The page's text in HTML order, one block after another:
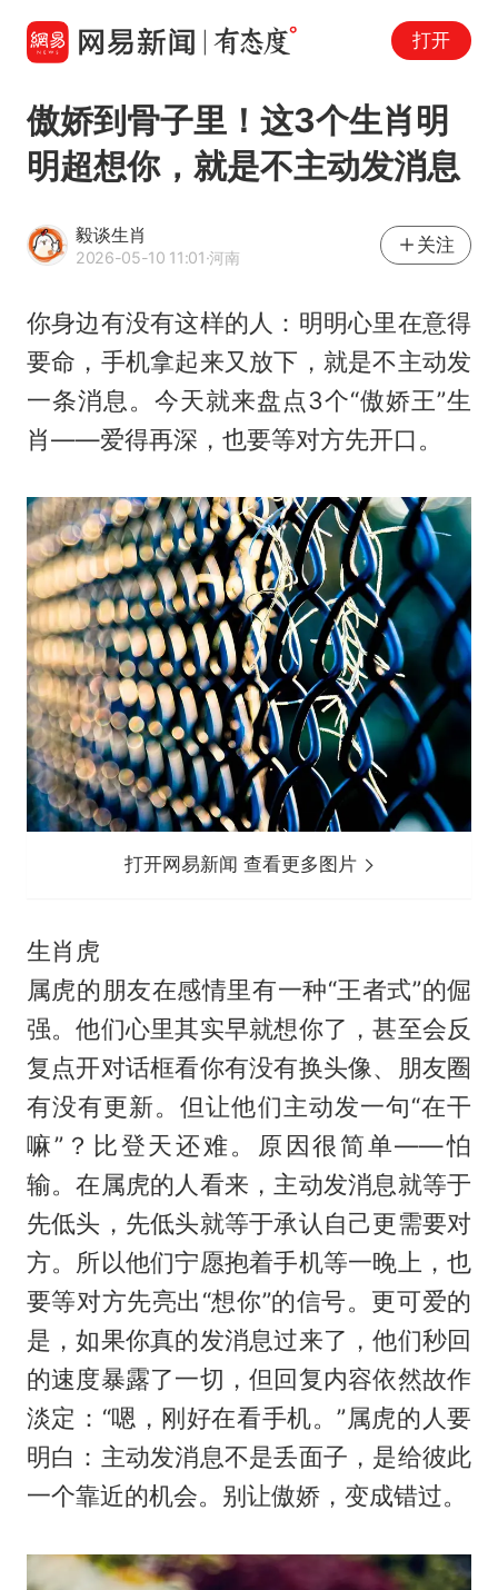
打开
傲娇到骨子里！这3个生肖明
明超想你，就是不主动发消息
毅谈生肖
2026-05-10 11:01·河南
关注
你身边有没有这样的人：明明心里在意得
要命，手机拿起来又放下，就是不主动发
一条消息。今天就来盘点3个“傲娇王”生
肖——爱得再深，也要等对方先开口。
打开网易新闻 查看更多图片
生肖虎
属虎的朋友在感情里有一种“王者式”的倔
强。他们心里其实早就想你了，甚至会反
复点开对话框看你有没有换头像、朋友圈
有没有更新。但让他们主动发一句“在干
嘛”？比登天还难。原因很简单——怕
输。在属虎的人看来，主动发消息就等于
先低头，先低头就等于承认自己更需要对
方。所以他们宁愿抱着手机等一晚上，也
要等对方先亮出“想你”的信号。更可爱的
是，如果你真的发消息过来了，他们秒回
的速度暴露了一切，但回复内容依然故作
淡定：“嗯，刚好在看手机。”属虎的人要
明白：主动发消息不是丢面子，是给彼此
一个靠近的机会。别让傲娇，变成错过。